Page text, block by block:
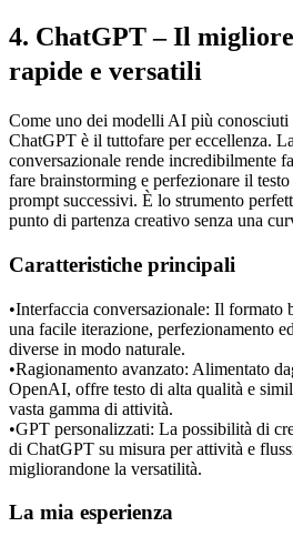
4. ChatGPT – Il
rapide e versatili
Come uno dei modelli AI più conosciuti
ChatGPT è il tuttofare per eccellenza.
conversazionale rende incredibilmente
fare brainstorming e perfezionare il
prompt successivi. È lo strumento
punto di partenza creativo senza una
Caratteristiche principali
•Interfaccia conversazionale: Il formato
una facile iterazione, perfezionamento
diverse in modo naturale.
•Ragionamento avanzato: Alimentato
OpenAI, offre testo di alta qualità e
vasta gamma di attività.
•GPT personalizzati: La possibilità di
di ChatGPT su misura per attività e
migliorandone la versatilità.
La mia esperienza